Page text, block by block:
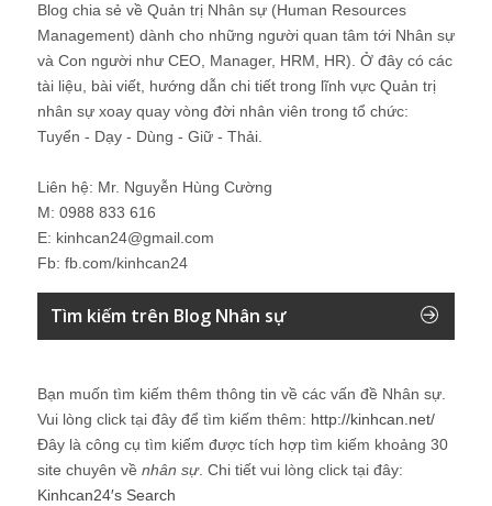
Blog chia sẻ về Quản trị Nhân sự (Human Resources
Management) dành cho những người quan tâm tới Nhân sự
và Con người như CEO, Manager, HRM, HR). Ở đây có các
tài liệu, bài viết, hướng dẫn chi tiết trong lĩnh vực Quản trị
nhân sự xoay quay vòng đời nhân viên trong tổ chức:
Tuyển - Dạy - Dùng - Giữ - Thải.
Liên hệ: Mr. Nguyễn Hùng Cường
M: 0988 833 616
E: kinhcan24@gmail.com
Fb: fb.com/kinhcan24
Tìm kiếm trên Blog Nhân sự
Bạn muốn tìm kiếm thêm thông tin về các vấn đề Nhân sự
Vui lòng click tại đây để tìm kiếm thêm: http://kinhcan.net/
Đây là công cụ tìm kiếm được tích hợp tìm kiếm khoảng 30
site chuyên về nhân sự. Chi tiết vui lòng click tại đây:
Kinhcan24′s Search